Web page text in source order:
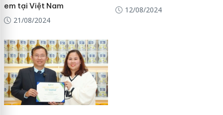
em tại Việt Nam
21/08/2024
12/08/2024